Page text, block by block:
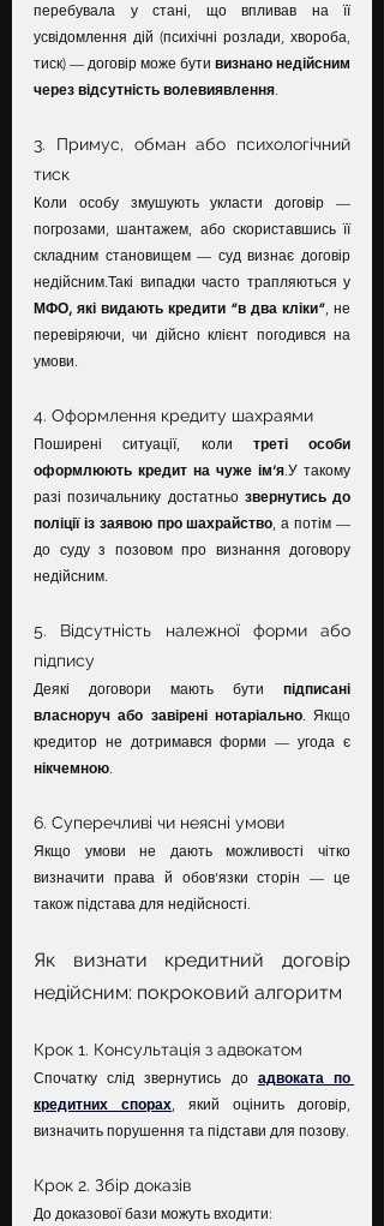
перебувала у стані, що впливав на її
усвідомлення дій (психічні розлади, хвороба,
тиск) — договір може бути визнано недійсним
через відсутність волевиявлення.
3. Примус, обман або психологічний
тиск
Коли особу змушують укласти договір —
погрозами, шантажем, або скориставшись її
складним становищем — суд визнає договір
МФО, які видають кредити “в два кліки”, не
перевіряючи, чи дійсно клієнт погодився на
умови.
4. Оформлення кредиту шахраями
Поширені ситуації, коли треті особи
оформлюють кредит на чуже ім’я.У такому
разі позичальнику достатньо звернутись до
поліції із заявою про шахрайство, а потім —
до суду з позовом про визнання договору
недійсним.
5. Відсутність належної форми або
підпису
Деякі договори мають бути підписані
власноруч або завірені нотаріально. Якщо
нікчемною.
6. Суперечливі чи неясні умови
Якщо умови не дають можливості чітко
визначити права й обов’язки сторін — це
також підстава для недійсності.
Як визнати кредитний договір
недійсним: покроковий алгоритм
Крок 1. Консультація з адвокатом
Спочатку слід звернутись до адвоката по
кредитних спорах, який оцінить договір,
визначить порушення та підстави для позову.
Крок 2. Збір доказів
До доказової бази можуть входити: